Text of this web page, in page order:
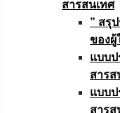
สารสนเทศ
” สรุ
ของผู้
แบบป
สารส
แบบป
สารส